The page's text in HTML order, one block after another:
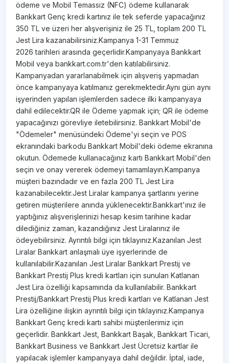
ödeme ve Mobil Temassız (NFC) ödeme kullanarak
Bankkart Genç kredi kartınız ile tek seferde yapacağınız
350 TL ve üzeri her alışverişiniz ile 25 TL, toplam 200 TL
Jest Lira kazanabilirsiniz.Kampanya 1-31 Temmuz
2026 tarihleri arasında geçerlidir.Kampanyaya Bankkart
Mobil veya bankkart.com.tr'den katılabilirsiniz.
Kampanyadan yararlanabilmek için alışveriş yapmadan
önce kampanyaya katılmanız gerekmektedir.Aynı gün aynı
işyerinden yapılan işlemlerden sadece ilki kampanyaya
dahil edilecektir.QR ile Ödeme yapmak için; QR ile ödeme
yapacağınızı görevliye iletebilirsiniz. Bankkart Mobil'de
"Ödemeler" menüsündeki Ödeme'yi seçin ve POS
ekranındaki barkodu Bankkart Mobil'deki ödeme ekranına
okutun. Ödemede kullanacağınız kartı Bankkart Mobil'den
seçin ve onay vererek ödemeyi tamamlayın.Kampanya
müşteri bazındadır ve en fazla 200 TL Jest Lira
kazanabilecektir.Jest Liralar kampanya şartlarını yerine
getiren müşterilere anında yüklenecektir.Bankkart'ınız ile
yaptığınız alışverişlerinizi hesap kesim tarihine kadar
dilediğiniz zaman, kazandığınız Jest Liralarınız ile
ödeyebilirsiniz. Ayrıntılı bilgi için tıklayınız.Kazanılan Jest
Liralar Bankkart anlaşmalı üye işyerlerinde de
kullanılabilir.Kazanılan Jest Liralar Bankkart Prestij ve
Bankkart Prestij Plus kredi kartları için sunulan Katlanan
Jest Lira özelliği kapsamında da kullanılabilir. Bankkart
Prestij/Bankkart Prestij Plus kredi kartları ve Katlanan Jest
Lira özelliğine ilişkin ayrıntılı bilgi için tıklayınız.Kampanya
Bankkart Genç kredi kartı sahibi müşterilerimiz için
geçerlidir. Bankkart Jest, Bankkart Başak, Bankkart Ticari,
Bankkart Business ve Bankkart Jest Ücretsiz kartlar ile
yapılacak işlemler kampanyaya dahil değildir. İptal, iade,